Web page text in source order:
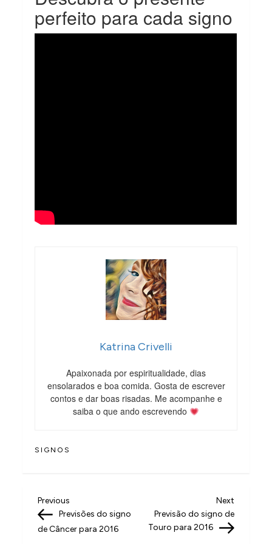
perfeito para cada signo
Katrina Crivelli
Apaixonada por espiritualidade, dias
ensolarados e boa comida. Gosta de escrever
contos e dar boas risadas. Me acompanhe e
saiba o que ando escrevendo
SIGNOS
N
a
Previous
Post
Previous
Previsões do signo
de Câncer para 2016
Next
Post
Next
Previsão do signo de
Touro para 2016